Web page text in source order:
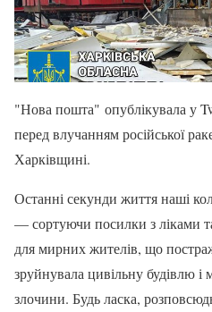
"Нова пошта" опублікувала у
перед влучанням російської
Харківщині.
Останні секунди життя наші
— сортуючи посилки з ліками
для мирних жителів, що
зруйнувала цивільну будівлю і
злочини. Будь ласка,